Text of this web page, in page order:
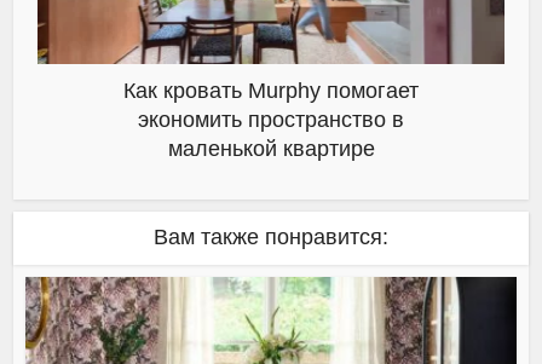
Как кровать Murphy помогает
экономить пространство в
маленькой квартире
Вам также понравится: